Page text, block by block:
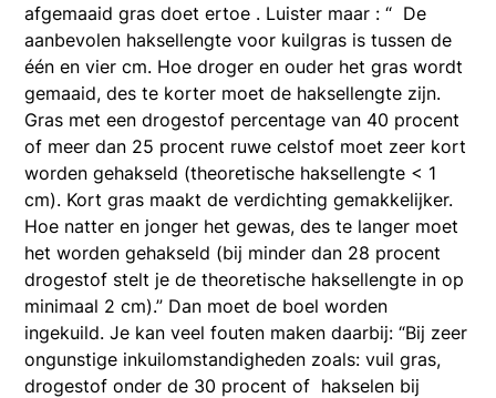
afgemaaid gras doet ertoe . Luister maar : “ De
aanbevolen haksellengte voor kuilgras is tussen de
één en vier cm. Hoe droger en ouder het gras wordt
gemaaid, des te korter moet de haksellengte zijn.
Gras met een drogestof percentage van 40 procent
of meer dan 25 procent ruwe celstof moet zeer kort
worden gehakseld (theoretische haksellengte < 1
cm). Kort gras maakt de verdichting gemakkelijker.
Hoe natter en jonger het gewas, des te langer moet
het worden gehakseld (bij minder dan 28 procent
drogestof stelt je de theoretische haksellengte in op
minimaal 2 cm).” Dan moet de boel worden
ingekuild. Je kan veel fouten maken daarbij: “Bij zeer
ongunstige inkuilomstandigheden zoals: vuil gras,
drogestof onder de 30 procent of hakselen bij